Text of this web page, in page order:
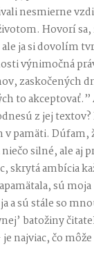
nesmierne
Hovorí
ja si dovolím
výnimočná
zaskočených
to akceptovať.”
z jej
v pamäti. Dúfam,
niečo silné, ale aj
skrytá ambícia
sú
a sú stále so
batožiny
najviac, čo